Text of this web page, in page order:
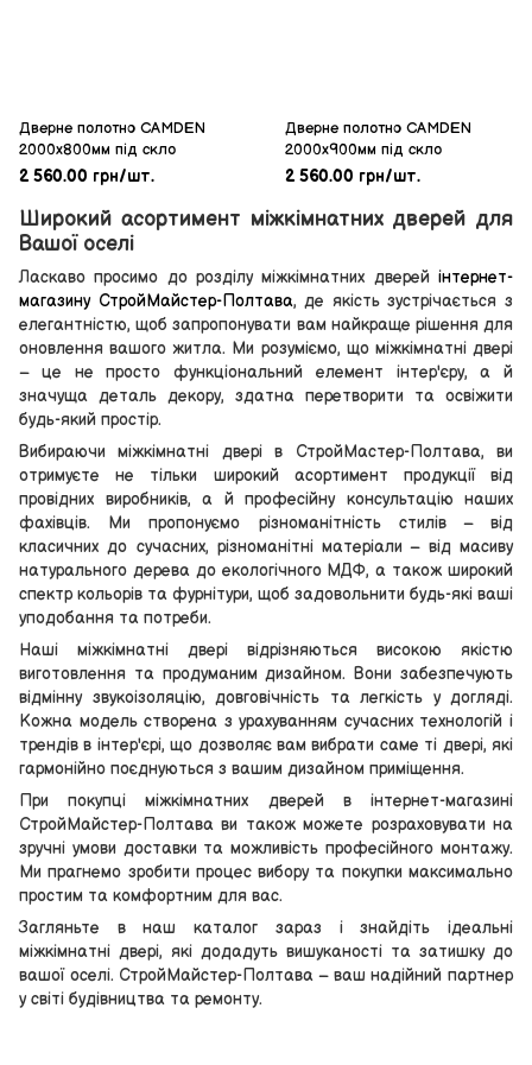
Дверне полотнo CAMDEN
2000х800мм під скло
2 560.00 грн/шт.
Дверне полотнo CAMDEN
2000х900мм під скло
2 560.00 грн/шт.
Широкий асортимент міжкімнатних дверей для
Вашої оселі
Ласкаво просимо до розділу міжкімнатних дверей інтернет-
магазину СтройМайстер-Полтава, де якість зустрічається з
елегантністю, щоб запропонувати вам найкраще рішення для
оновлення вашого житла. Ми розуміємо, що міжкімнатні двері
– це не просто функціональний елемент інтер'єру, а й
значуща деталь декору, здатна перетворити та освіжити
будь-який простір.
Вибираючи міжкімнатні двері в СтройМастер-Полтава, ви
отримуєте не тільки широкий асортимент продукції від
провідних виробників, а й професійну консультацію наших
фахівців. Ми пропонуємо різноманітність стилів – від
класичних до сучасних, різноманітні матеріали – від масиву
натурального дерева до екологічного МДФ, а також широкий
спектр кольорів та фурнітури, щоб задовольнити будь-які ваші
уподобання та потреби.
Наші міжкімнатні двері відрізняються високою якістю
виготовлення та продуманим дизайном. Вони забезпечують
відмінну звукоізоляцію, довговічність та легкість у догляді.
Кожна модель створена з урахуванням сучасних технологій і
трендів в інтер'єрі, що дозволяє вам вибрати саме ті двері, які
гармонійно поєднуються з вашим дизайном приміщення.
При покупці міжкімнатних дверей в інтернет-магазині
СтройМайстер-Полтава ви також можете розраховувати на
зручні умови доставки та можливість професійного монтажу.
Ми прагнемо зробити процес вибору та покупки максимально
простим та комфортним для вас.
Загляньте в наш каталог зараз і знайдіть ідеальні
міжкімнатні двері, які додадуть вишуканості та затишку до
вашої оселі. СтройМайстер-Полтава – ваш надійний партнер
у світі будівництва та ремонту.